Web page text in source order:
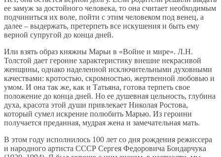
ее замуж за достойного человека, то она считает необходимым
подчиниться их воле, пойти с этим человеком под венец, а
далее – выдержать, претерпеть все искушения и быть ему
верной супругой до конца дней.
Или взять образ княжны Марьи в «Войне и мире». Л.Н.
Толстой дает героине характеристику внешне некрасивой
женщины, однако наделенной исключительными духовными
качествами: кротостью, скромностью, жертвенной любовью и
умом. И она так же, как и Татьяна, готова терпеть свое
положение до конца дней. Но ее душевная цельность, глубина
духа, красота этой души привлекает Николая Ростова,
который сумел искренне полюбить Марью. Из героини
получается преданная, мудрая жена и замечательная мать.
В этом году исполнилось 100 лет со дня рождения режиссера
и народного артиста СССР Сергея Федоровича Бондарчука